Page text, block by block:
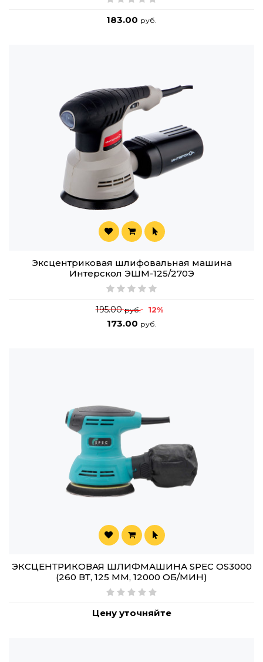
183.00 руб.
Эксцентриковая шлифовальная машина
Интерскол ЭШМ-125/270Э
195.00руб. 12%
173.00 руб.
ЭКСЦЕНТРИКОВАЯ ШЛИФМАШИНА SPEC OS3000
(260 ВТ, 125 ММ, 12000 ОБ/МИН)
Цену уточняйте